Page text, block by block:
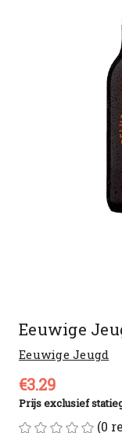
Eeuwige
Eeuwige Jeugd
€3.29
Prijs exclusief
(0